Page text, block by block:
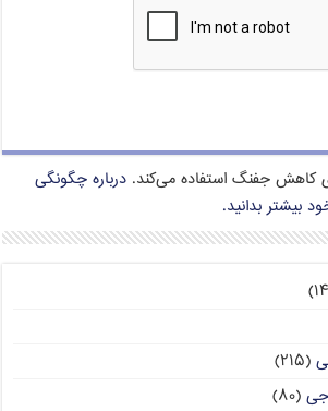
کاهش جفنگ استفاده می‌کند.درباره چگونگی
بیشتر بدانید.
(۲۱۵)
(۸۰)